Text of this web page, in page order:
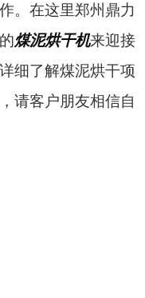
。在这里郑州鼎力
煤泥烘干机来迎接
详细了解煤泥烘干项
请客户朋友相信自